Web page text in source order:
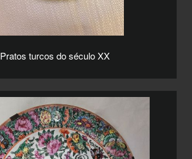
Pratos turcos do século XX